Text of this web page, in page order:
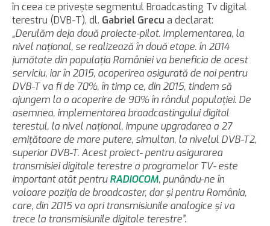
în ceea ce priveşte segmentul Broadcasting Tv digital
terestru (DVB-T), dl. Gabriel Grecu a declarat:
„Derulăm deja două proiecte-pilot. Implementarea, la
nivel naţional, se realizează în două etape. în 2014
jumătate din populaţia României va beneficia de acest
serviciu, iar în 2015, acoperirea asigurată de noi pentru
DVB-T va fi de 70%, în timp ce, din 2015, tindem să
ajungem la o acoperire de 90% în rândul populaţiei. De
asemnea, implementarea broadcastingului digital
terestul, la nivel naţional, impune upgradarea a 27
emiţătoare de mare putere, simultan, la nivelul DVB-T2,
superior DVB-T. Acest proiect- pentru asigurarea
transmisiei digitale terestre a programelor TV- este
important atât pentruRADIOCOM, punându-ne în
valoare poziţia de broadcaster, dar şi pentru România,
care, din 2015 va opri transmisiunile analogice şi va
trece la transmisiunile digitale terestre”.